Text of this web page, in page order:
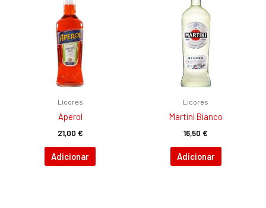
Licores
Aperol
21,00 €
Adicionar
Licores
Martini Bianco
16,50 €
Adicionar